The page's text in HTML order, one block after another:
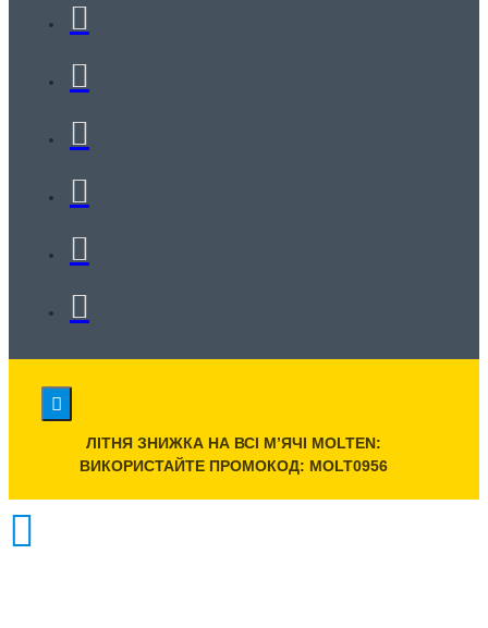
ЛІТНЯ ЗНИЖКА НА ВСІ МʼЯЧІ MOLTEN:
ВИКОРИСТАЙТЕ ПРОМОКОД: MOLT0956